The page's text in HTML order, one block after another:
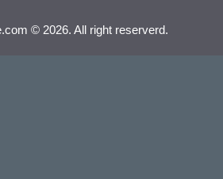
© 2026. All right reserverd.